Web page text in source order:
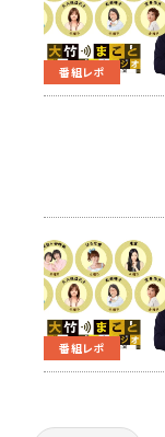
番組レポ
番組レポ